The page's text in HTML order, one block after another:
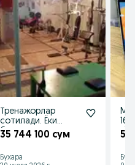
Тренажорлар
сотилади. Ёки
бартер
35 744 100 сум
Бухара
16gb
5